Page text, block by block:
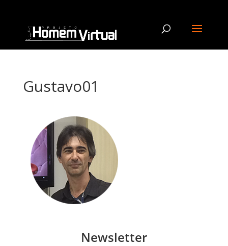
Gustavo01
Newsletter